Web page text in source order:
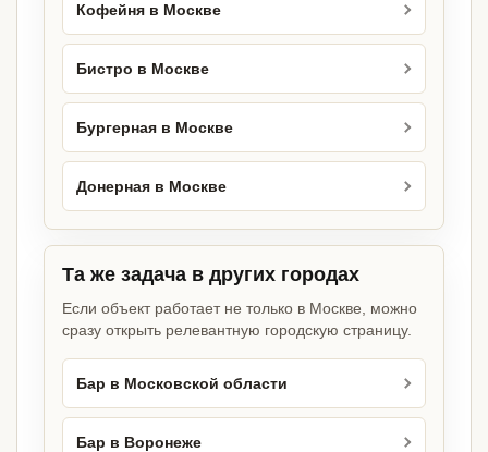
Кофейня в Москве
Бистро в Москве
Бургерная в Москве
Донерная в Москве
Та же задача в других городах
Если объект работает не только в Москве, можно
сразу открыть релевантную городскую страницу.
Бар в Московской области
Бар в Воронеже